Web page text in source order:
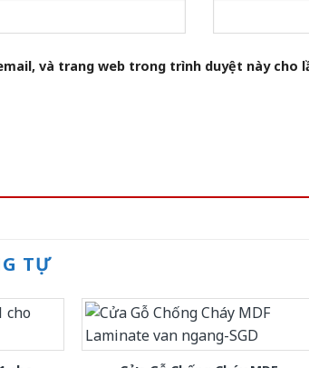
và trang web trong trình duyệt này cho
TỰ